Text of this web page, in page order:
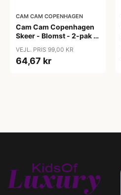
CAM CAM COPENHAGEN
Cam Cam Copenhagen
Skeer - Blomst - 2-pak -
VEJL. PRIS 99,00 KR
64,67 kr